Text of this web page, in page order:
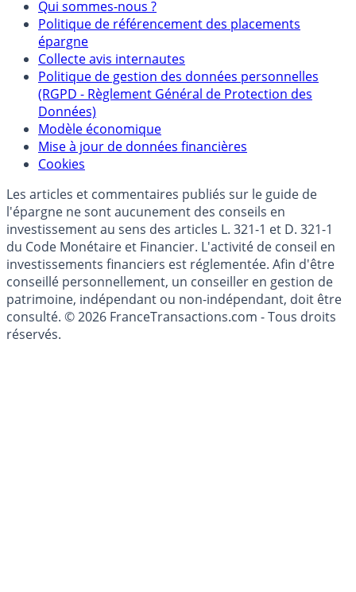
Partenaires
Qui sommes-nous ?
Politique de référencement des placements
épargne
Collecte avis internautes
Politique de gestion des données personnelles
(RGPD - Règlement Général de Protection des
Données)
Modèle économique
Cookies
Les articles et commentaires publiés sur le guide de
l'épargne ne sont aucunement des conseils en
investissement au sens des articles L. 321-1 et D. 321-1
du Code Monétaire et Financier. L'activité de conseil en
investissements financiers est réglementée. Afin d'être
conseillé personnellement, un conseiller en gestion de
patrimoine, indépendant ou non-indépendant, doit être